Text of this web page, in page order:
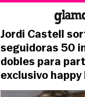
Jordi Castell
seguidoras 50
dobles para
exclusivo